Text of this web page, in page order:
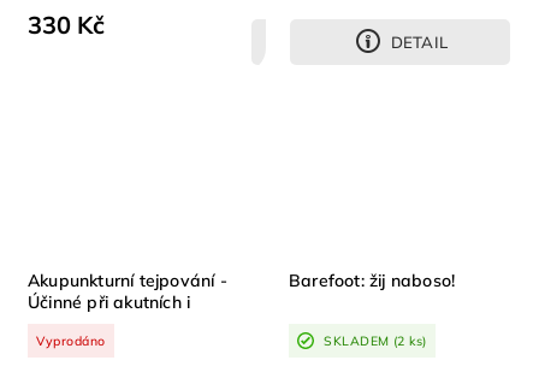
330 Kč
DETAILDETAIL
Akupunkturní tejpování -
Účinné při akutních i
potížích
Vyprodáno
Barefoot: žij naboso!
SKLADEM (2 ks)